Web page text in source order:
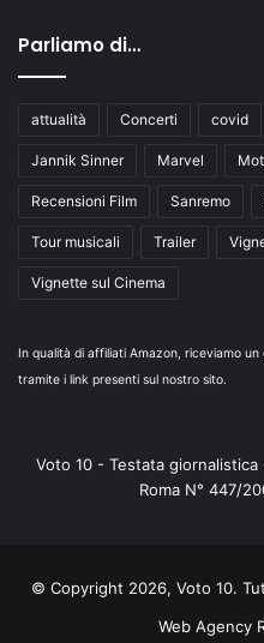
Parliamo di…
attualità Concerti covid
Jannik Sinner Marvel
Recensioni Film Sanremo
Tour musicali Trailer
Vignette sul Cinema
In qualità di affiliati Amazon, riceviamo
tramite i link presenti sul nostro sito.
Voto 10 - Testata
Roma N° 447/
© Copyright 2026, Voto 10.
Web Agency